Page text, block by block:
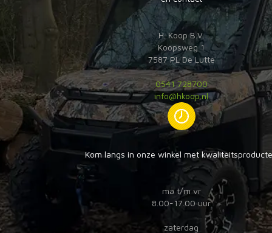
H. Koop B.V.
Koopsweg 1
7587 PL De Lutte
0541 728700
info@hkoop.nl
Kom langs in onze winkel met
ma t/m vr
8.00-17.00 uur
zaterdag